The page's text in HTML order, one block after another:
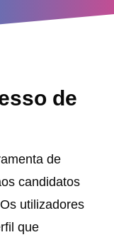
de
de
candidatos
utilizadores
que